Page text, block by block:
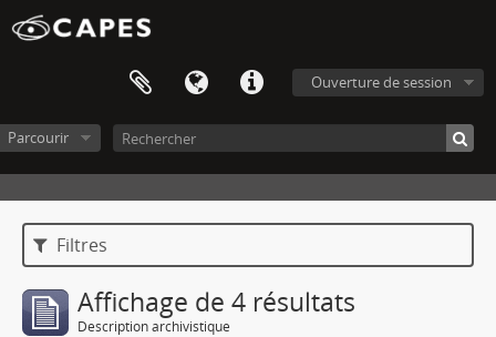
Ouverture de session
Parcourir
Filtres
Affichage de 4 résultats
Description archivistique